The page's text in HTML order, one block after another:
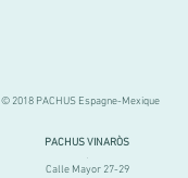
© 2018 PACHUS Espagne-Mexique
PACHUS VINARÒS
.
Calle Mayor 27-29